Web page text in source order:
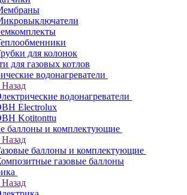
для колонок
для газовых котлов
водонагреватели
Назад
водонагреватели
Electrolux
Kotitonttu
баллоны и комплектующие
Назад
баллоны и комплектующие
газовые баллоны
Назад